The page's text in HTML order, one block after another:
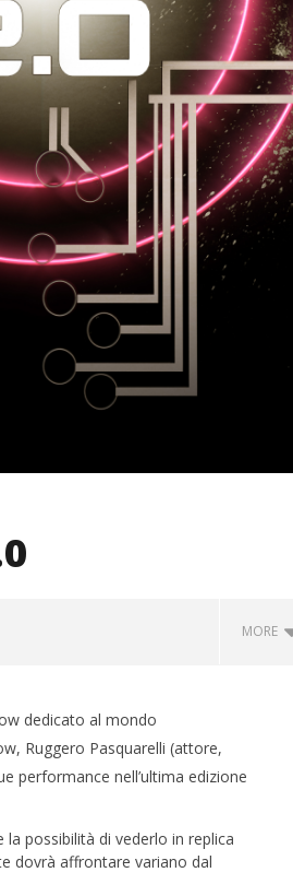
MORE
dedicato al mondo
, Ruggero Pasquarelli (attore,
performance nell’ultima edizione
possibilità di vederlo in replica
dovrà affrontare variano dal